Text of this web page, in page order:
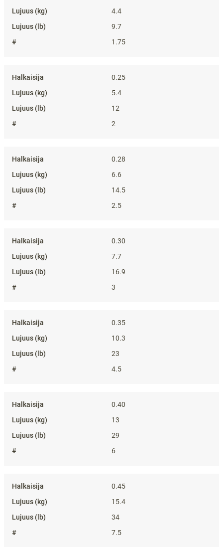
4.4
9.7
1.75
0.25
5.4
12
2
0.28
6.6
14.5
2.5
0.30
7.7
16.9
3
0.35
10.3
23
4.5
0.40
13
29
6
0.45
15.4
34
7.5